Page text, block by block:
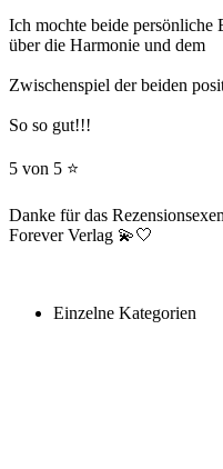
Ich mochte beide persönliche
über die Harmonie und dem
Zwischenspiel der beiden
So so gut!!!
5 von 5 ⭐
Danke für das
‎Forever Verlag 💫🤍
Einzelne Kategorien